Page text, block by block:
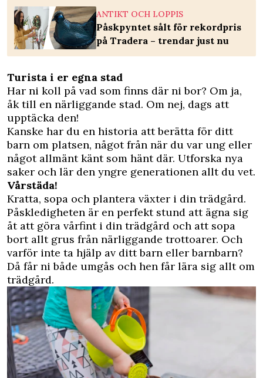
ANTIKT OCH LOPPIS
Påskpyntet sålt för rekordpris
på Tradera – trendar just nu
Turista i er egna stad
Har ni koll på vad som finns där ni bor? Om ja,
åk till en närliggande stad. Om nej, dags att
upptäcka den!
Kanske har du en historia att berätta för ditt
barn om platsen, något från när du var ung eller
något allmänt känt som hänt där. Utforska nya
saker och lär den yngre generationen allt du vet.
Vårstäda!
Kratta, sopa och plantera växter i din trädgård.
Påskledigheten är en perfekt stund att ägna sig
åt att göra vårfint i din trädgård och att sopa
bort allt grus från närliggande trottoarer. Och
varför inte ta hjälp av ditt barn eller barnbarn?
Då får ni både umgås och hen får lära sig allt om
trädgård.